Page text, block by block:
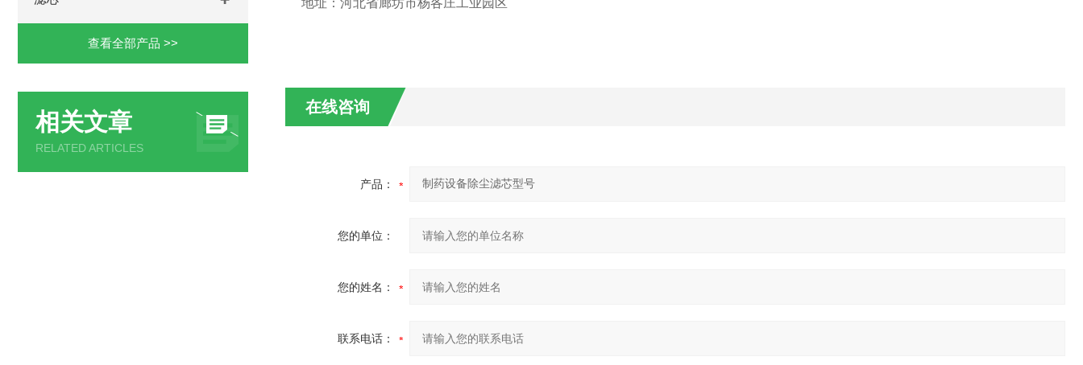
查看全部产品 >>
相关文章
RELATED ARTICLES
地址：河北省廊坊市杨各庄工业园区
在线咨询
产品：
您的单位：
您的姓名：
联系电话：